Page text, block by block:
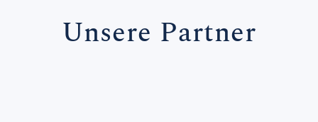
Unsere Partner